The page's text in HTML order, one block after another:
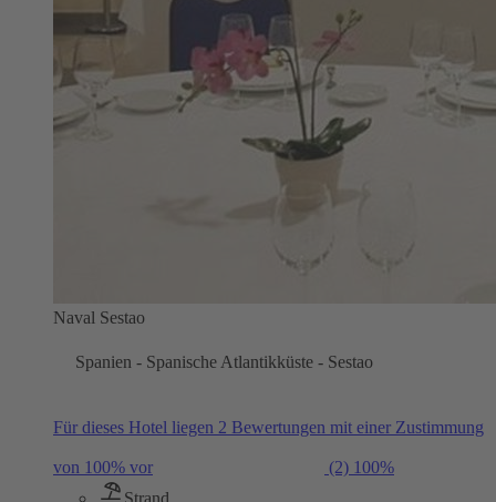
Naval Sestao
Spanien - Spanische Atlantikküste - Sestao
Für dieses Hotel liegen 2 Bewertungen mit einer Zustimmung
von 100% vor (2) 100%
Strand